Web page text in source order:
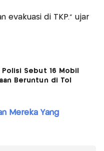
evakuasi di TKP." ujar
Sebut 16 Mobil
Beruntun di Tol
Mereka Yang